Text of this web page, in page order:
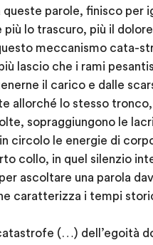
parole, finisco per
lo trascuro, più il
meccanismo cata-
lascio che i rami
il carico e dalle
allorché lo stesso
sopraggiungono le
circolo le energie di
collo, in quel silenzio
ascoltare una parola
caratterizza i tempi
(…) dell’egoità